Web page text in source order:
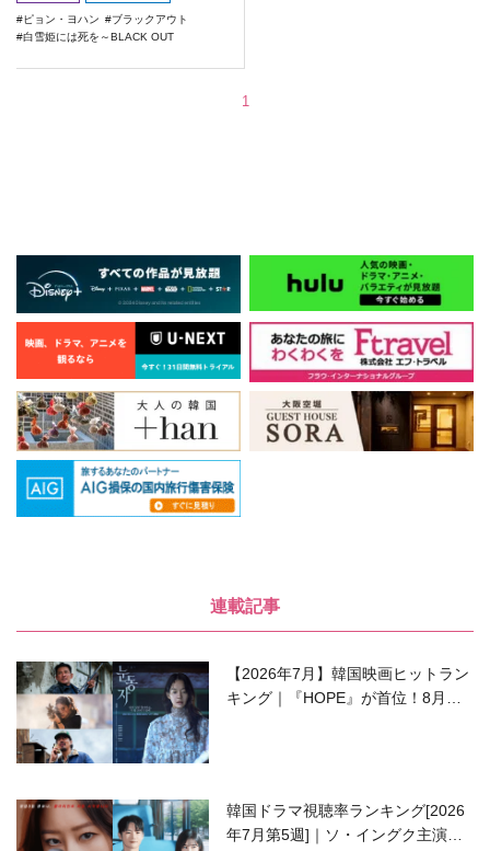
ピョン・ヨハン
ブラックアウト
白雪姫には死を～BLACK OUT
1
連載記事
【2026年7月】韓国映画ヒットラン
キング｜『HOPE』が首位！8月公
韓国ドラマ視聴率ランキング[2026
年7月第5週]｜ソ・イングク主演の